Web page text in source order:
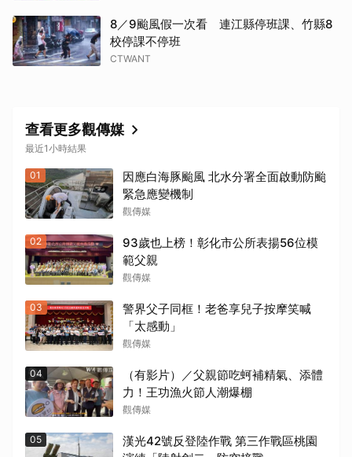
8／9颱風假一次看 連江縣停班課、竹縣8
校停課不停班
CTWANT
查看更多觀傳媒
最近1小時結果
01
因應白海豚颱風 北水分署全面啟動防颱
緊急應變機制
觀傳媒
02
93歲也上榜！彰化市公所表揚56位模
範父親
觀傳媒
03
警界父子同框！老爸享兒子按摩笑喊
「太感動」
觀傳媒
04
（有影片）／父親節吃蚵補精氣、添體
力！王功漁火節人潮爆棚
觀傳媒
05
漢光42號反登陸作戰 第三作戰區桃園